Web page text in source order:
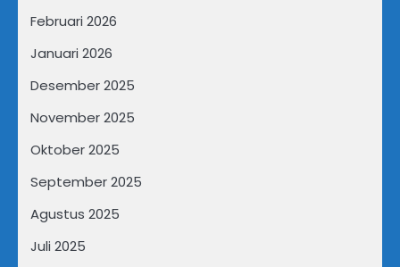
Februari 2026
Januari 2026
Desember 2025
November 2025
Oktober 2025
September 2025
Agustus 2025
Juli 2025